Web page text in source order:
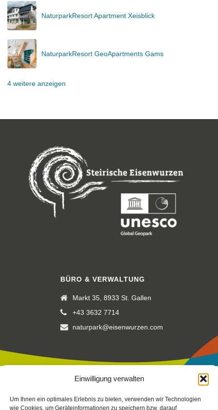
Einwilligung verwalten
Um Ihnen ein optimales Erlebnis zu bieten, verwenden wir Technologien
wie Cookies, um Geräteinformationen zu speichern bzw. darauf
NaturparkResort Apartment Xeisblick
NaturparkResort GeoApartments Gams
4 weitere anzeigen
BÜRO & VERWALTUNG
Markt 35, 8933 St. Gallen
+43 3632 7714
naturpark@eisenwurzen.com
Fotos:Stefan Leitner-Gesaeuse,TV Gesäuse Stefan Leitner